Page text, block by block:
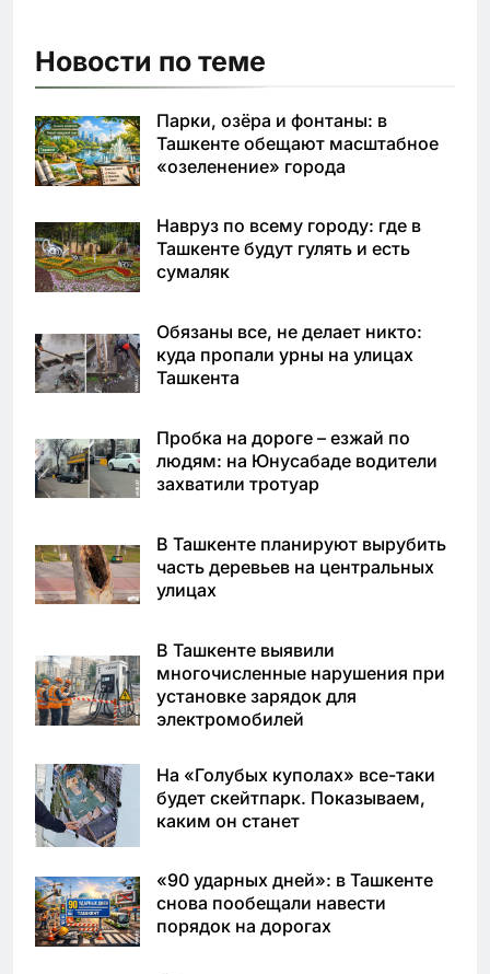
Новости по теме
Парки, озёра и фонтаны: в
Ташкенте обещают масштабное
«озеленение» города
Навруз по всему городу: где в
Ташкенте будут гулять и есть
сумаляк
Обязаны все, не делает никто:
куда пропали урны на улицах
Ташкента
Пробка на дороге – езжай по
людям: на Юнусабаде водители
захватили тротуар
В Ташкенте планируют вырубить
часть деревьев на центральных
улицах
В Ташкенте выявили
многочисленные нарушения при
установке зарядок для
электромобилей
На «Голубых куполах» все-таки
будет скейтпарк. Показываем,
каким он станет
«90 ударных дней»: в Ташкенте
снова пообещали навести
порядок на дорогах